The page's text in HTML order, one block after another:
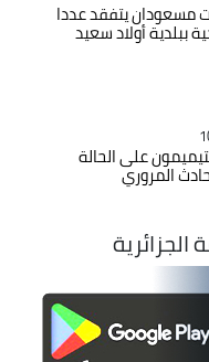
مسعودان يتفقد عددا
أولاد سعيد
على الحالة
المروري